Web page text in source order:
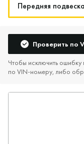
Проверить по
Чтобы исключить
по VIN‑номеру, либо